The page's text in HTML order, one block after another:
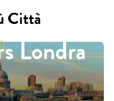
Città
Londra